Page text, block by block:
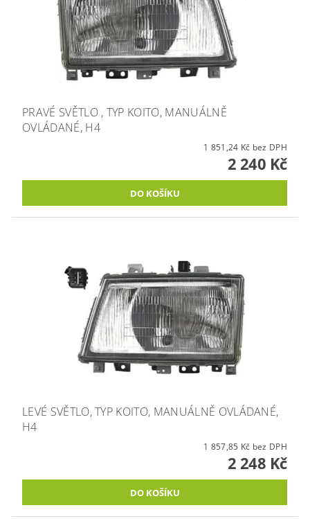
PRAVÉ SVĚTLO , TYP KOITO, MANUÁLNĚ
OVLÁDANÉ, H4
1 851,24 Kč bez DPH
2 240 Kč
LEVÉ SVĚTLO, TYP KOITO, MANUÁLNĚ OVLÁDANÉ,
H4
1 857,85 Kč bez DPH
2 248 Kč